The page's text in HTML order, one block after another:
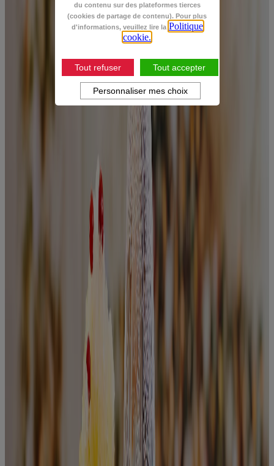
du contenu sur des plateformes tierces
(cookies de partage de contenu). Pour plus
d'informations, veuillez lire la Politique
cookie.
Tout refuser Tout accepter
Personnaliser mes choix